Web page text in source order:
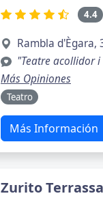
4.4
Rambla d'Ègara,
"Teatre acollidor
Más Opiniones
Teatro
Más Información
Zurito Terrassa